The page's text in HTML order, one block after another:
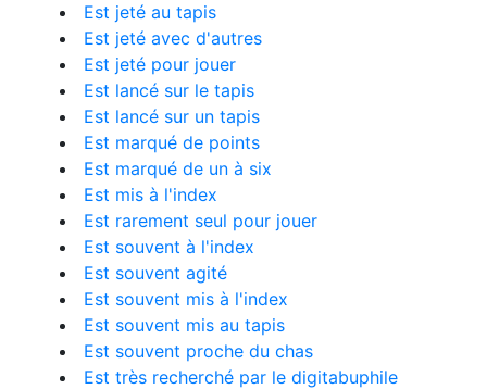
Est jeté au tapis
Est jeté avec d'autres
Est jeté pour jouer
Est lancé sur le tapis
Est lancé sur un tapis
Est marqué de points
Est marqué de un à six
Est mis à l'index
Est rarement seul pour jouer
Est souvent à l'index
Est souvent agité
Est souvent mis à l'index
Est souvent mis au tapis
Est souvent proche du chas
Est très recherché par le digitabuphile